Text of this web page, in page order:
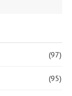
(97)
(95)